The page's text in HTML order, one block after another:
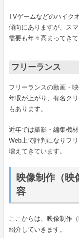
TVゲームなどのハイク
傾向にありますが、ス
需要も年々高まってきて
フリーランス
フリーランスの動画・
年収が上がり、有名ク
もあります。
近年では撮影・編集機
Web上で評判になりフ
増えてきています。
映像制作（映
容
ここからは、映像制作
紹介していきます。